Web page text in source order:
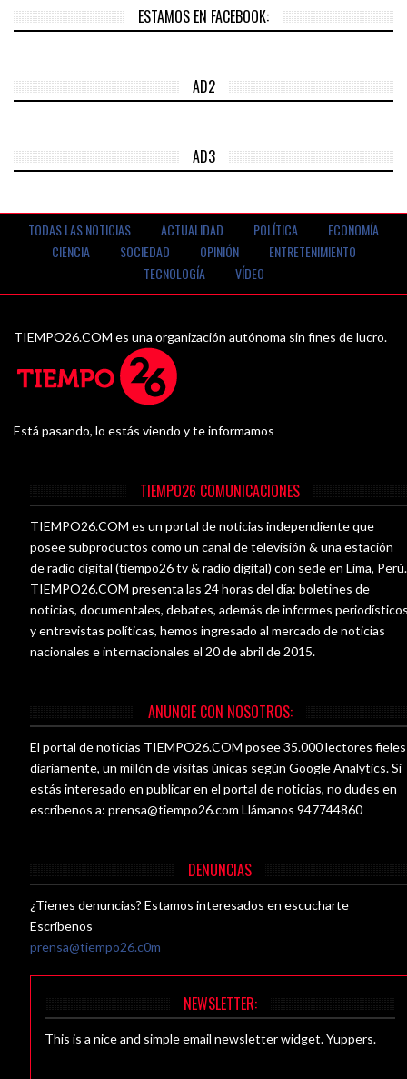
ESTAMOS EN FACEBOOK:
AD2
AD3
TODAS LAS NOTICIAS ACTUALIDAD POLÍTICA
ECONOMÍA
CIENCIA
SOCIEDAD OPINIÓN
ENTRETENIMIENTO
TECNOLOGÍA
VÍDEO
TIEMPO26.COM es una organización autónoma sin fines de lucro.
Está pasando, lo estás viendo y te informamos
TIEMPO26 COMUNICACIONES
TIEMPO26.COM es un portal de noticias independiente que
posee subproductos como un canal de televisión & una estación
de radio digital (tiempo26 tv & radio digital) con sede en Lima, Perú.
TIEMPO26.COM presenta las 24 horas del día: boletines de
noticias, documentales, debates, además de informes
y entrevistas políticas, hemos ingresado al mercado de noticias
nacionales e internacionales el 20 de abril de 2015.
ANUNCIE CON NOSOTROS:
El portal de noticias TIEMPO26.COM posee 35.000 lectores fieles
diariamente, un millón de visitas únicas según Google Analytics. Si
estás interesado en publicar en el portal de noticias, no dudes en
escríbenos a:prensa@tiempo26.com Llámanos 947744860
DENUNCIAS
¿Tienes denuncias? Estamos interesados en escucharte
Escríbenos
prensa@tiempo26.c0m
NEWSLETTER:
This is a nice and simple email newsletter widget. Yuppers.